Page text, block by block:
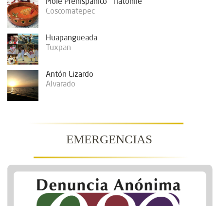
Mole Prehispánico "Tlatonile"
Coscomatepec
Huapangueada
Tuxpan
Antón Lizardo
Alvarado
EMERGENCIAS